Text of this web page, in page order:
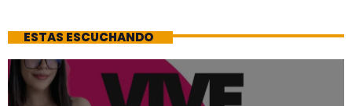
ESTAS ESCUCHANDO